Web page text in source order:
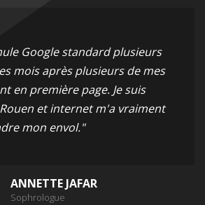
Google standard plusieurs
mois après plusieurs de mes
en première page. Je suis
et internet m'a vraiment
mon envol."
ANNETTE JAFAR
Sophrologue